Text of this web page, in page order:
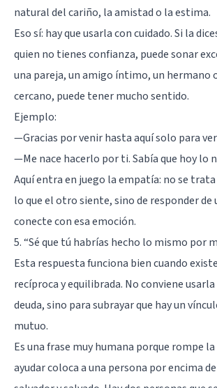
natural del cariño, la amistad o la estima.
Eso sí: hay que usarla con cuidado. Si la
quien no tienes confianza, puede sonar
una pareja, un amigo íntimo, un hermano
cercano, puede tener mucho sentido.
Ejemplo:
—Gracias por venir hasta aquí solo para
—Me nace hacerlo por ti. Sabía que hoy lo
Aquí entra en juego laempatía: no se
lo que el otro siente, sino de responder de
conecte con esa emoción.
5. “Sé que tú habrías hecho lo mismo por
Esta respuesta funciona bien cuando
recíproca y equilibrada. No conviene
deuda, sino para subrayar que hay un
mutuo.
Es una frase muy humana porque rompe la
ayudar coloca a una persona por encima